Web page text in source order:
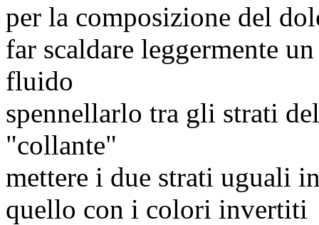
per la composizione del
far scaldare leggermente
fluido
spennellarlo tra gli strati
"collante"
mettere i due strati uguali
quello con i colori invertiti